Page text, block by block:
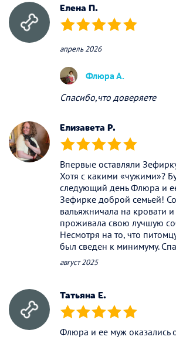
Елена П.
(*) (*) (*) (*) (*)
апрель 2026
Флюра А.
Спасибо,что доверяете
Елизавета Р.
(*) (*) (*) (*) (*)
Впервые оставляли
Хотя с какими «чужими»?
следующий день Флюра и
Зефирке доброй семьей!
вальяжничала на кровати
проживала свою лучшую
Несмотря на то, что
был сведен к минимуму.
август 2025
Татьяна Е.
(*) (*) (*) (*) (*)
Флюра и ее муж оказались